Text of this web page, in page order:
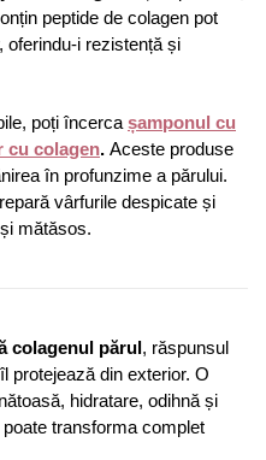
peptide de colagen pot
oferindu-i rezistență și
poți încerca șamponul cu
cu colagen. Aceste produse
în profunzime a părului.
vârfurile despicate și
mătăsos.
colagenul părul, răspunsul
protejează din exterior. O
hidratare, odihnă și
transforma complet